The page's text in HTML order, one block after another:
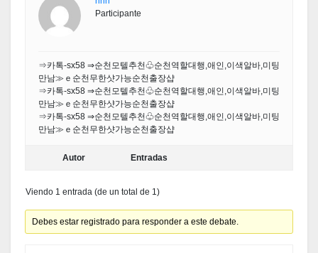
Participante
⇒카톡-sx58 ⇒순천모텔추천♧순천역할대행,애인,이색알바,미팅
만남≫ｅ순천무한샷가능순천출장샵
⇒카톡-sx58 ⇒순천모텔추천♧순천역할대행,애인,이색알바,미팅
만남≫ｅ순천무한샷가능순천출장샵
⇒카톡-sx58 ⇒순천모텔추천♧순천역할대행,애인,이색알바,미팅
만남≫ｅ순천무한샷가능순천출장샵
Autor Entradas
Viendo 1 entrada (de un total de 1)
Debes estar registrado para responder a este debate.